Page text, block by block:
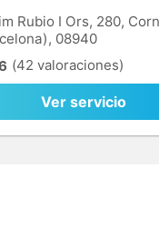
Rubio I Ors, 280,
08940
(42 valoraciones)
Ver servicio